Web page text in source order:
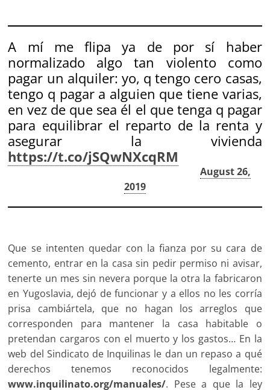
A mí me flipa ya de por sí haber
normalizado algo tan violento como
pagar un alquiler: yo, q tengo cero casas,
tengo q pagar a alguien que tiene varias,
en vez de que sea él el que tenga q pagar
para equilibrar el reparto de la renta y
asegurar la vivienda
https://t.co/jSQwNXcqRM
August 26,
2019
Que se intenten quedar con la fianza por su cara de
cemento, entrar en la casa sin pedir permiso ni avisar,
tenerte un mes sin nevera porque la otra la fabricaron
en Yugoslavia, dejó de funcionar y a ellos no les corría
prisa cambiártela, que no hagan los arreglos que
corresponden para mantener la casa habitable o
pretendan cargaros con el muerto y los gastos… En la
web del Sindicato de Inquilinas le dan un repaso a qué
derechos tenemos reconocidos legalmente:
www.inquilinato.org/manuales/. Pese a que la ley